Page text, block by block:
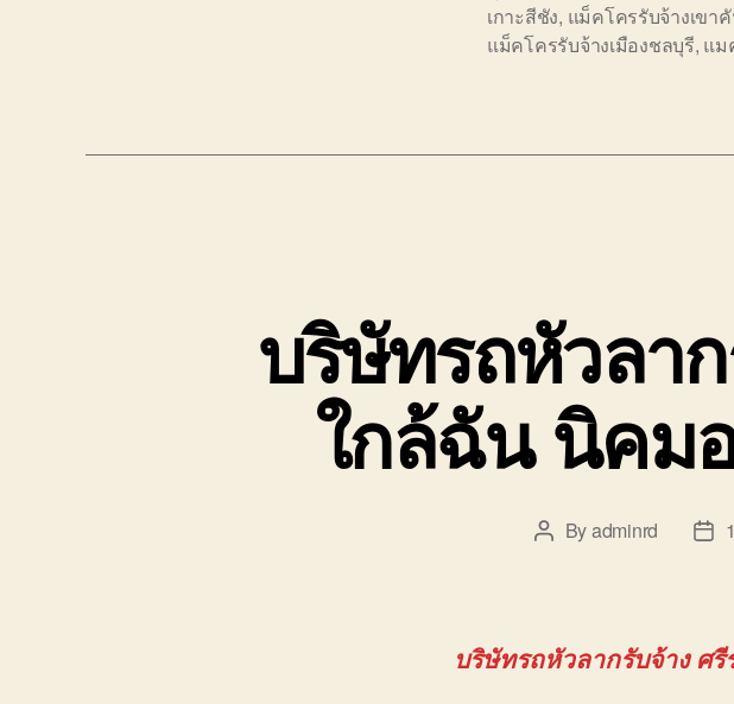
เกาะสีชัง, แม็คโครรับจ้างเขา
แม็คโครรับจ้างเมืองชลบุรี, แม
บริษัทรถหัวลา
ใกล้ฉัน นิคม
Post
Byadminrd
บริษัทรถหัวลากรับจ้าง ศรี